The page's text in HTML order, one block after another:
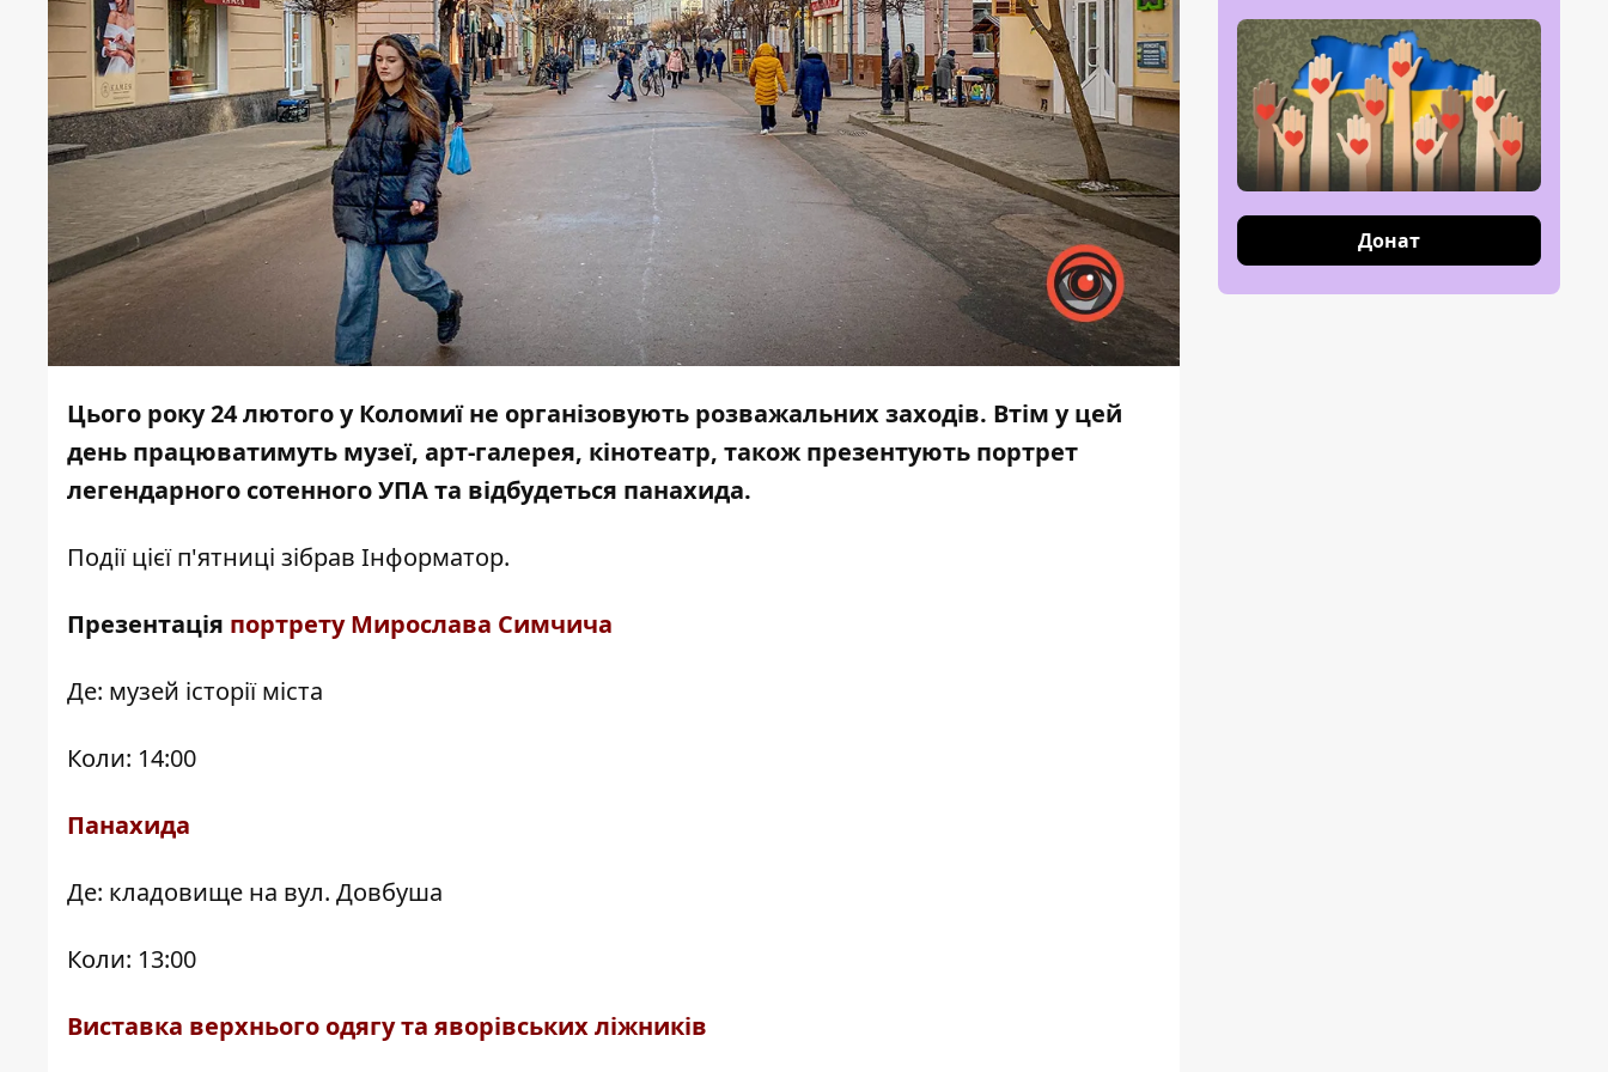
Цього року 24 лютого у Коломиї не організовують розважальних заходів. Втім у цей
день працюватимуть музеї, арт-галерея, кінотеатр, також презентують портрет
легендарного сотенного УПА та відбудеться панахида.
Події цієї п'ятниці зібрав Інформатор.
Презентація портрету Мирослава Симчича
Де: музей історії міста
Коли: 14:00
Панахида
Де: кладовище на вул. Довбуша
Коли: 13:00
Виставка верхнього одягу та яворівських ліжників
Донат